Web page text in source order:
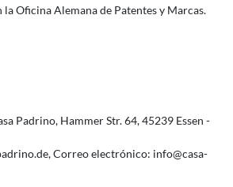
la Oficina Alemana de Patentes y Marcas.
Padrino Hammer Str.64 45239 Essen
Correo electrónico: info@casa-